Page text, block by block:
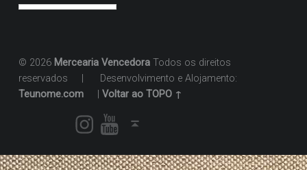
© 2026 Mercearia VencedoraTodos os direitos
reservados
Desenvolvimento e Alojamento:
Teunome.com
Voltar ao TOPO ↑
InstagramYoutube